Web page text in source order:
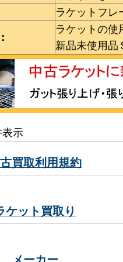
ラケットフレ
ラケットの使
新品未使用品
表示
買取利用規約
ケット買取り